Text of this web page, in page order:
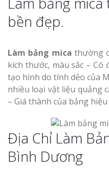
bền đẹp.
Làm bảng mica thường
kích thước, màu sắc – Có
tạo hình do tính dẻo của
nhiều loại vật liệu quảng
– Giá thành của bảng
Địa Chỉ Làm
Bình Dương